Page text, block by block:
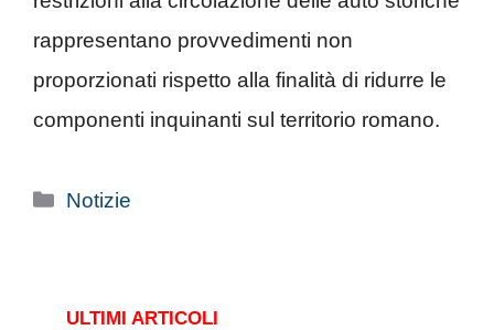
rappresentano provvedimenti non
proporzionati rispetto alla finalità di ridurre le
componenti inquinanti sul territorio romano.
Categorie
Notizie
ULTIMI ARTICOLI